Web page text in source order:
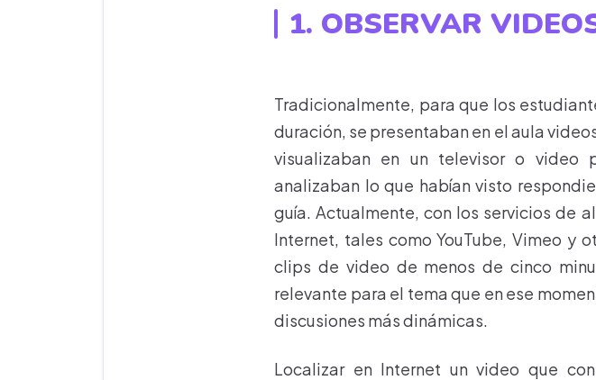
1. OBSERVAR
Tradicionalmente, para que los
duración, se presentaban en el aula
visualizaban en un televisor o video
analizaban lo que habían visto
guía. Actualmente, con los servicios de
Internet, tales como YouTube, Vimeo y
clips de video de menos de cinco
relevante para el tema que en ese
discusiones más dinámicas.
Localizar en Internet un video que